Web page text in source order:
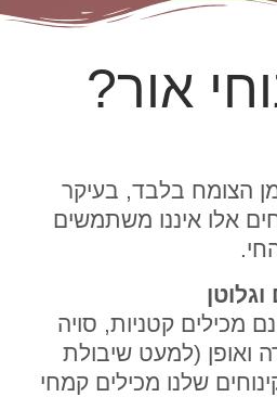
אור?
הצומח בלבד, בעיקר
אלו איננו משתמשים
מכילים קטניות, סויה
ואופן (למעט שיבולת
שלנו מכילים קמחי